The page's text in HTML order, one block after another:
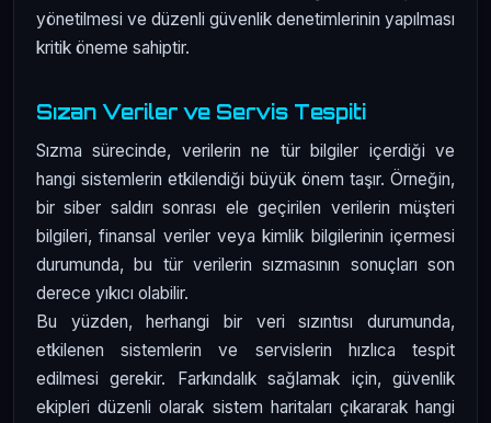
yönetilmesi ve düzenli güvenlik denetimlerinin yapılması
kritik öneme sahiptir.
Sızan Veriler ve Servis Tespiti
Sızma sürecinde, verilerin ne tür bilgiler içerdiği ve
hangi sistemlerin etkilendiği büyük önem taşır. Örneğin,
bir siber saldırı sonrası ele geçirilen verilerin müşteri
bilgileri, finansal veriler veya kimlik bilgilerinin içermesi
durumunda, bu tür verilerin sızmasının sonuçları son
derece yıkıcı olabilir.
Bu yüzden, herhangi bir veri sızıntısı durumunda,
etkilenen sistemlerin ve servislerin hızlıca tespit
edilmesi gerekir. Farkındalık sağlamak için, güvenlik
ekipleri düzenli olarak sistem haritaları çıkararak hangi